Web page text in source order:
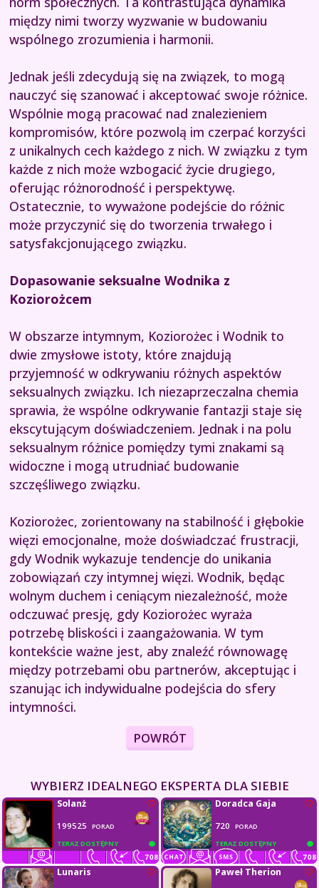
między nimi tworzy wyzwanie w budowaniu
wspólnego zrozumienia i harmonii.
Jednak jeśli zdecydują się na związek, to mogą
nauczyć się szanować i akceptować swoje różnice.
Wspólnie mogą pracować nad znalezieniem
kompromisów, które pozwolą im czerpać korzyści
z unikalnych cech każdego z nich. W związku z tym
każde z nich może wzbogacić życie drugiego,
oferując różnorodność i perspektywę.
Ostatecznie, to wyważone podejście do różnic
może przyczynić się do tworzenia trwałego i
satysfakcjonującego związku.
Dopasowanie seksualne Wodnika z
Koziorożcem
W obszarze intymnym, Koziorożec i Wodnik to
dwie zmysłowe istoty, które znajdują
przyjemność w odkrywaniu różnych aspektów
seksualnych związku. Ich niezaprzeczalna chemia
sprawia, że wspólne odkrywanie fantazji staje się
ekscytującym doświadczeniem. Jednak i na polu
seksualnym różnice pomiędzy tymi znakami są
widoczne i mogą utrudniać budowanie
szczęśliwego związku.
Koziorożec, zorientowany na stabilność i głębokie
więzi emocjonalne, może doświadczać frustracji,
gdy Wodnik wykazuje tendencje do unikania
zobowiązań czy intymnej więzi. Wodnik, będąc
wolnym duchem i ceniącym niezależność, może
odczuwać presję, gdy Koziorożec wyraża
potrzebę bliskości i zaangażowania. W tym
kontekście ważne jest, aby znaleźć równowagę
między potrzebami obu partnerów, akceptując i
szanując ich indywidualne podejścia do sfery
intymności.
POWRÓT
WYBIERZ IDEALNEGO EKSPERTA DLA SIEBIE
TERAZ DOSTĘPNY
Solanż
199525
PORAD
TERAZ DOSTĘPNY
Doradca Gaja
720 PORAD
Lunaris Paweł Therion